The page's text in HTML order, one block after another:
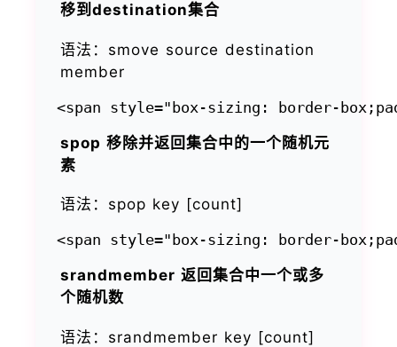
移到destination集合
语法：smove source destination
member
spop 移除并返回集合中的一个随机元
素
语法：spop key [count]
srandmember 返回集合中一个或多
个随机数
语法：srandmember key [count]